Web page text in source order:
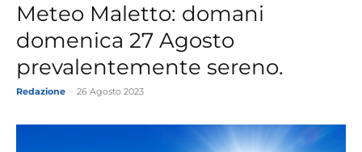
Meteo Maletto: domani
domenica 27 Agosto
prevalentemente sereno.
Redazione 26 Agosto 2023